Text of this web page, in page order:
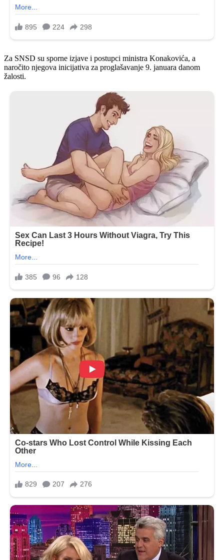
Za SNSD su sporne izjave i postupci ministra Konakovića, a
naročito njegova inicijativa za proglašavanje 9. januara danom
žalosti.